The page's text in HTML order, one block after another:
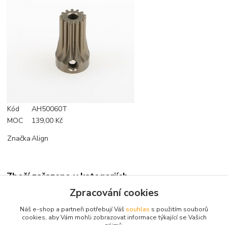
Kód
AH50060T
MOC
139,00 Kč
ZnačkaAlign
Zboží zařazeno v kategoriích
Align
Zpracování cookies
Náš e-shop a partneři potřebují Váš souhlas s použitím souborů
cookies, aby Vám mohli zobrazovat informace týkající se Vašich